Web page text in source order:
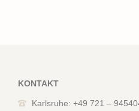
KONTAKT
Karlsruhe: +49 721 –